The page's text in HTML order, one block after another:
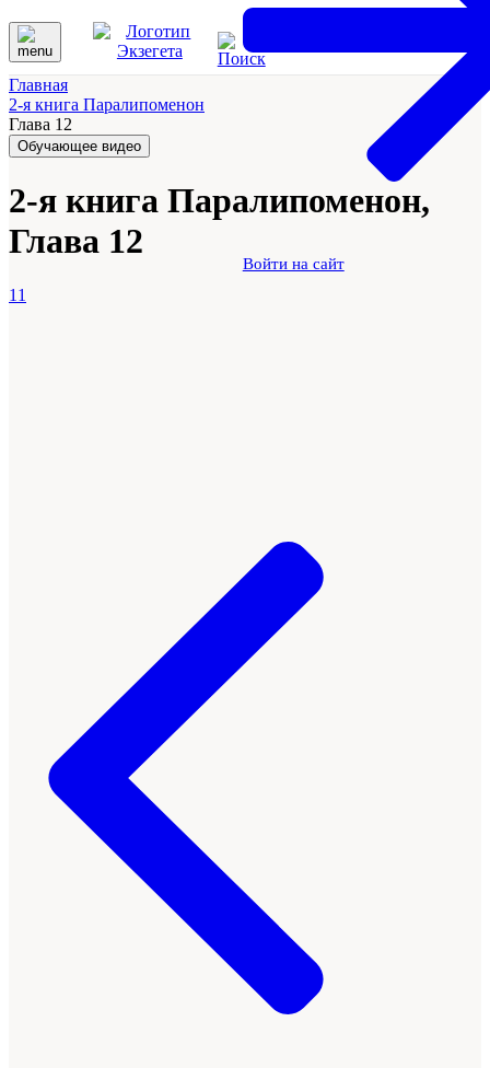
Войти на сайт
Главная
2-я книга Паралипоменон
Глава 12
Обучающее видео
2-я книга Паралипоменон,
Глава 12
11